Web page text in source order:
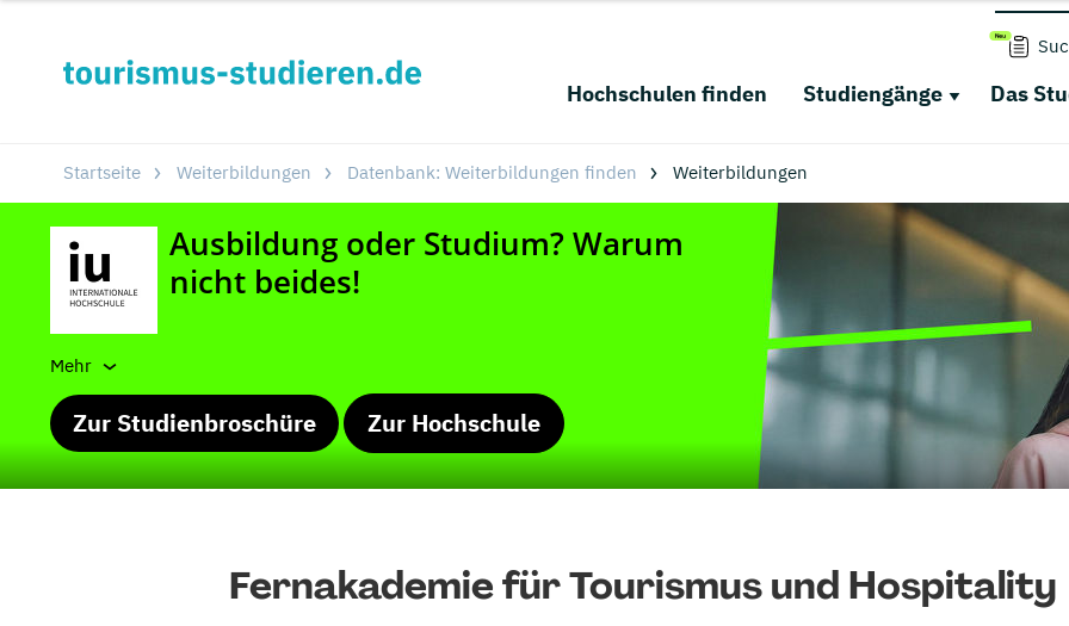
Hochschulen finden Studiengänge Das
Startseite Weiterbildungen Datenbank: Weiterbildungen finden Weiterbildungen
Mehr
Zur Studienbroschüre Zur Hochschule
Fernakademie für Tourismus und Hospitality